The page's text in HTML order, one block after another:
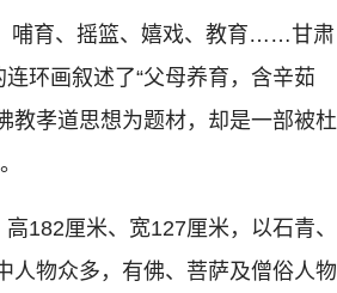
哺育、摇篮、嬉戏、教育……甘肃
环画叙述了“父母养育，含辛茹
教孝道思想为题材，却是一部被杜
182厘米、宽127厘米，以石青、
人物众多，有佛、菩萨及僧俗人物